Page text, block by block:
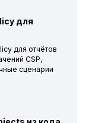
для
для отчётов
CSP,
сценарии